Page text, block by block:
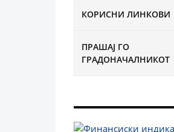
КОРИСНИ ЛИНКОВИ
ПРАШАЈ ГО
ГРАДОНАЧАЛНИКОТ